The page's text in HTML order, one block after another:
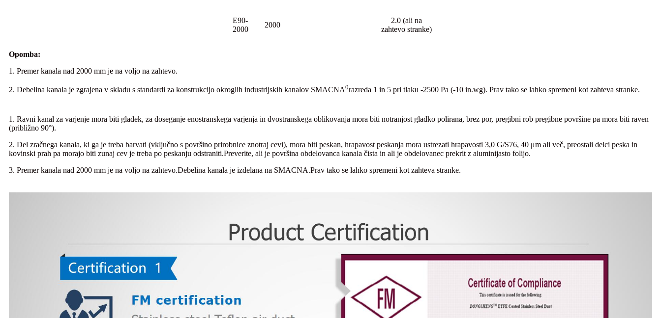
E90-
2000
2000
2.0 (ali na
zahtevo stranke)
Opomba:
1. Premer kanala nad 2000 mm je na voljo na zahtevo.
2. Debelina kanala je zgrajena v skladu s standardi za konstrukcijo okroglih industrijskih kanalov SMACNA0razreda 1 in 5 pri tlaku -2500 Pa (-10 in.wg). Prav tako se lahko spremeni kot zahteva stranke.
1. Ravni kanal za varjenje mora biti gladek, za doseganje enostranskega varjenja in dvostranskega oblikovanja mora biti notranjost gladko polirana, brez por, pregibni rob pregibne površine pa mora biti raven
(približno 90°).
2. Del zračnega kanala, ki ga je treba barvati (vključno s površino prirobnice znotraj cevi), mora biti peskan, hrapavost peskanja mora ustrezati hrapavosti 3,0 G/S76, 40 μm ali več, preostali delci peska in
kovinski prah pa morajo biti zunaj cev je treba po peskanju odstraniti.Preverite, ali je površina obdelovanca kanala čista in ali je obdelovanec prekrit z aluminijasto folijo.
3. Premer kanala nad 2000 mm je na voljo na zahtevo.Debelina kanala je izdelana na SMACNA.Prav tako se lahko spremeni kot zahteva stranke.